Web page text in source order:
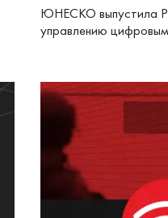
ЮНЕСКО выпустила
управлению